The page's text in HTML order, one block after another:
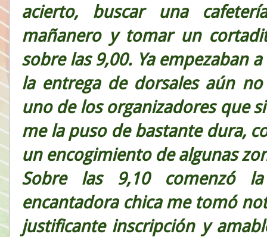
acierto, buscar una
mañanero y tomar un
sobre las 9,00. Ya empezaban
la entrega de dorsales aún
uno de los organizadores que
me la puso de bastante dura,
un encogimiento de algunas
Sobre las 9,10 comenzó
encantadora chica me tomó
justificante inscripción y